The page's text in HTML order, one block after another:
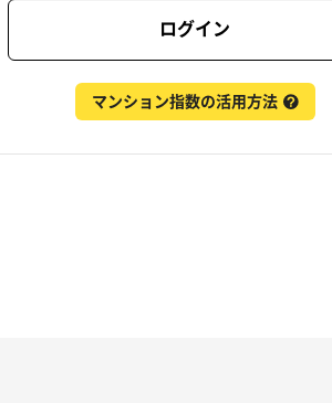
ログイン
マンション指数の活用方法